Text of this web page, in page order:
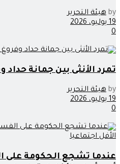
by هيئة التحرير
19 يوليو، 2026
0
تمرد الأنثى بين جمانة حداد
by هيئة التحرير
19 يوليو، 2026
0
عندما تشجع الحكومة على